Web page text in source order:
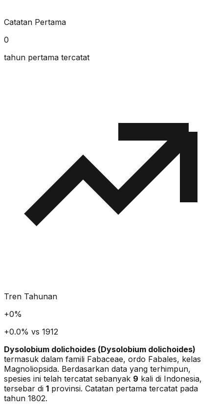
Catatan Pertama
0
tahun pertama tercatat
Tren Tahunan
+0%
+0.0% vs 1912
Dysolobium dolichoides (Dysolobium dolichoides)
termasuk dalam famili Fabaceae, ordo Fabales, kelas
Magnoliopsida. Berdasarkan data yang terhimpun,
spesies ini telah tercatat sebanyak 9 kali di Indonesia,
tersebar di 1 provinsi. Catatan pertama tercatat pada
tahun 1802.